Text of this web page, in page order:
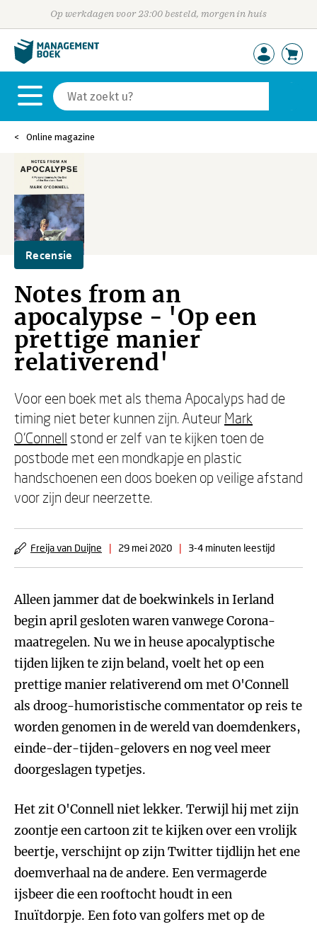
Op werkdagen voor 23:00 besteld, morgen in huis
Online magazine
Recensie
Notes from an
apocalypse - 'Op een
prettige manier
relativerend'
Voor een boek met als thema Apocalyps had de
timing niet beter kunnen zijn. Auteur Mark
O'Connell stond er zelf van te kijken toen de
postbode met een mondkapje en plastic
handschoenen een doos boeken op veilige afstand
voor zijn deur neerzette.
Freija van Duijne | 29 mei 2020 | 3-4 minuten leestijd
Alleen jammer dat de boekwinkels in Ierland
begin april gesloten waren vanwege Corona-
maatregelen. Nu we in heuse apocalyptische
tijden lijken te zijn beland, voelt het op een
prettige manier relativerend om met O'Connell
als droog-humoristische commentator op reis te
worden genomen in de wereld van doemdenkers,
einde-der-tijden-gelovers en nog veel meer
doorgeslagen typetjes.
Het zit O'Connell niet lekker. Terwijl hij met zijn
zoontje een cartoon zit te kijken over een vrolijk
beertje, verschijnt op zijn Twitter tijdlijn het ene
doemverhaal na de andere. Een vermagerde
ijsbeer die een rooftocht houdt in een
Inuïtdorpje. Een foto van golfers met op de